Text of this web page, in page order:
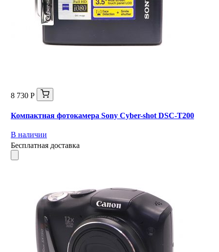
8 730 Р
Компактная фотокамера Sony Cyber-shot DSC-T200
В наличии
Бесплатная доставка